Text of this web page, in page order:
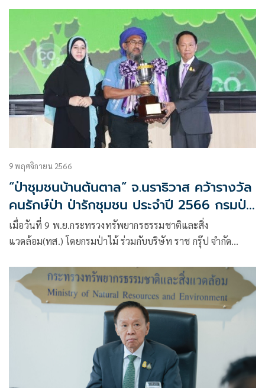
น้ำซับคำป่าหลายครั้งที่ 4 ในวันที่ 15 ธ.ค.นี้ เปิดบทเรียนพลัง
ต่อสู้ นโยบายทวงคืนผืนป่า – เหมืองแร่หินทราย
9 พฤศจิกายน 2566
“ป่าชุมชนบ้านต้นตาล” จ.นราธิวาส คว้ารางวัล
คนรักษ์ป่า ป่ารักชุมชน ประจำปี 2566 กรมป่า
ไม้ - ราช กรุ๊ป สนับสนุนป่าชุมชนขับเคลื่อนเป้า
หมายความเป็นกลางทางคาร์บอนของประเทศ
เมื่อวันที่ 9 พ.ย.กระทรวงทรัพยากรธรรมชาติและสิ่ง
แวดล้อม(ทส.) โดยกรมป่าไม้ ร่วมกับบริษัท ราช กรุ๊ป จำกัด
ประจำปี 2566 รางวัลถ้วยพระราชทานสมเด็จพระกนิษฐาธิราช
เจ้า